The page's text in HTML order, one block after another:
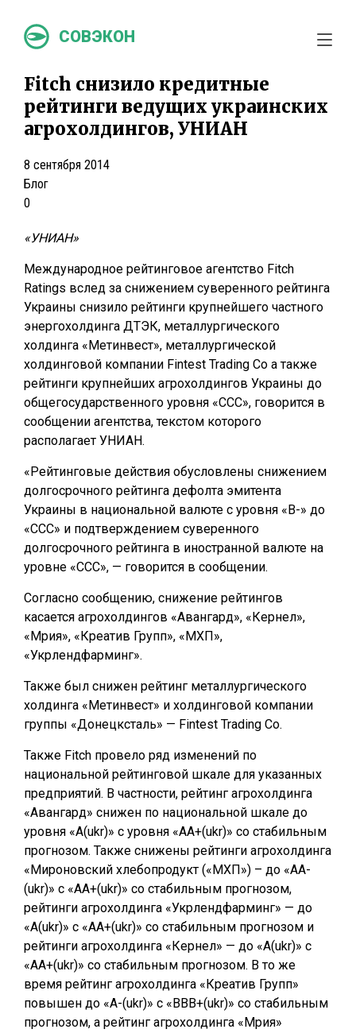
СОВЭКОН
Fitch снизило кредитные
рейтинги ведущих украинских
агрохолдингов, УНИАН
8 сентября 2014
Блог
0
«УНИАН»
Международное рейтинговое агентство Fitch
Ratings вслед за снижением суверенного рейтинга
Украины снизило рейтинги крупнейшего частного
энергохолдинга ДТЭК, металлургического
холдинга «Метинвест», металлургической
холдинговой компании Fintest Trading Co а также
рейтинги крупнейших агрохолдингов Украины до
общегосударственного уровня «ССС», говорится в
сообщении агентства, текстом которого
располагает УНИАН.
«Рейтинговые действия обусловлены снижением
долгосрочного рейтинга дефолта эмитента
Украины в национальной валюте с уровня «B-» до
«CCC» и подтверждением суверенного
долгосрочного рейтинга в иностранной валюте на
уровне «CCC», — говорится в сообщении.
Согласно сообщению, снижение рейтингов
касается агрохолдингов «Авангард», «Кернел»,
«Мрия», «Креатив Групп», «МХП»,
«Укрлендфарминг».
Также был снижен рейтинг металлургического
холдинга «Метинвест» и холдинговой компании
группы «Донецксталь» — Fintest Trading Co.
Также Fitch провело ряд изменений по
национальной рейтинговой шкале для указанных
предприятий. В частности, рейтинг агрохолдинга
«Авангард» снижен по национальной шкале до
уровня «A(ukr)» с уровня «AA+(ukr)» со стабильным
прогнозом. Также снижены рейтинги агрохолдинга
«Мироновский хлебопродукт («МХП») – до «AA-
(ukr)» с «AA+(ukr)» со стабильным прогнозом,
рейтинги агрохолдинга «Укрлендфарминг» — до
«A(ukr)» с «AA+(ukr)» со стабильным прогнозом и
рейтинги агрохолдинга «Кернел» — до «A(ukr)» с
«AA+(ukr)» со стабильным прогнозом. В то же
время рейтинг агрохолдинга «Креатив Групп»
повышен до «A-(ukr)» с «BBB+(ukr)» со стабильным
прогнозом, а рейтинг агрохолдинга «Мрия»